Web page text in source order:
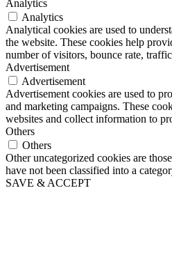
Analytics
Analytics
Analytical cookies are used to
the website. These cookies help
number of visitors, bounce rate,
Advertisement
Advertisement
Advertisement cookies are used to
and marketing campaigns. These
websites and collect information to
Others
Others
Other uncategorized cookies are
have not been classified into a
SAVE & ACCEPT